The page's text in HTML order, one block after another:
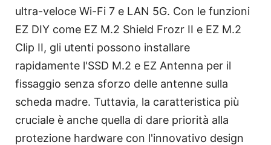
ultra-veloce Wi-Fi 7 e LAN 5G. Con le funzioni
EZ DIY come EZ M.2 Shield Frozr II e EZ M.2
Clip II, gli utenti possono installare
rapidamente l'SSD M.2 e EZ Antenna per il
fissaggio senza sforzo delle antenne sulla
scheda madre. Tuttavia, la caratteristica più
cruciale è anche quella di dare priorità alla
protezione hardware con l'innovativo design